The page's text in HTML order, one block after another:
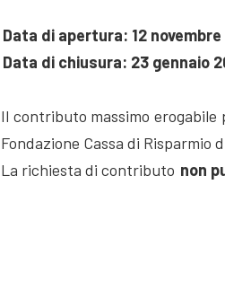
Data di apertura: 12 novembre
Data di chiusura: 23 gennaio
Il contributo massimo
Fondazione Cassa di Risparmio
La richiesta di contributo non